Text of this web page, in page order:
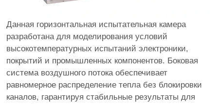
Данная горизонтальная испытательная камера
разработана для моделирования условий
высокотемпературных испытаний электроники,
покрытий и промышленных компонентов. Боковая
система воздушного потока обеспечивает
равномерное распределение тепла без блокировки
каналов, гарантируя стабильные результаты для